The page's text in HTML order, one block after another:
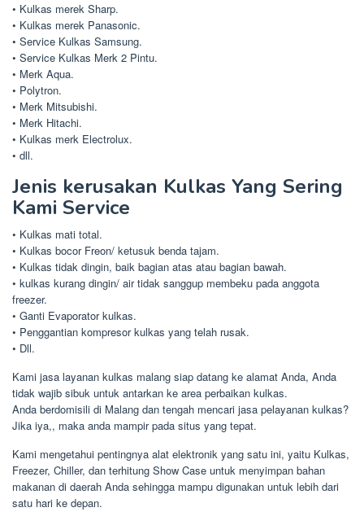
• Kulkas merek Sharp.
• Kulkas merek Panasonic.
• Service Kulkas Samsung.
• Service Kulkas Merk 2 Pintu.
• Merk Aqua.
• Polytron.
• Merk Mitsubishi.
• Merk Hitachi.
• Kulkas merk Electrolux.
• dll.
Jenis kerusakan Kulkas Yang Sering
Kami Service
• Kulkas mati total.
• Kulkas bocor Freon/ ketusuk benda tajam.
• Kulkas tidak dingin, baik bagian atas atau bagian bawah.
• kulkas kurang dingin/ air tidak sanggup membeku pada anggota
freezer.
• Ganti Evaporator kulkas.
• Penggantian kompresor kulkas yang telah rusak.
• Dll.
Kami jasa layanan kulkas malang siap datang ke alamat Anda, Anda
tidak wajib sibuk untuk antarkan ke area perbaikan kulkas.
Anda berdomisili di Malang dan tengah mencari jasa pelayanan kulkas?
Jika iya,, maka anda mampir pada situs yang tepat.
Kami mengetahui pentingnya alat elektronik yang satu ini, yaitu Kulkas,
Freezer, Chiller, dan terhitung Show Case untuk menyimpan bahan
makanan di daerah Anda sehingga mampu digunakan untuk lebih dari
satu hari ke depan.